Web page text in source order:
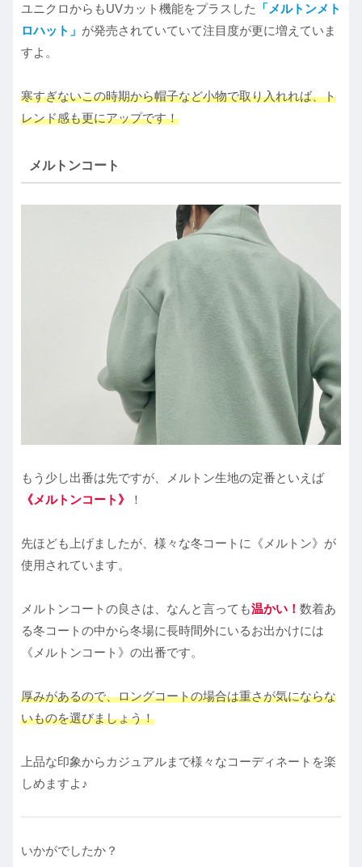
ユニクロからもUVカット機能をプラスした
「メルトンメト
ロハット」 が発売されていていて注目度が更に増えていま
すよ。
寒すぎないこの時期から帽子など小物で取り入れれば、ト
レンド感も更にアップです！
メルトンコート
もう少し出番は先ですが、メルトン生地の定番といえば
《メルトンコート》
！
先ほども上げましたが、様々な冬コートに《メルトン》が
使用されています。
メルトンコートの良さは、なんと言っても温かい！ 数着あ
る冬コートの中から冬場に長時間外にいるお出かけには
《メルトンコート》の出番です。
厚みがあるので、ロングコートの場合は重さが気にならな
いものを選びましょう！
上品な印象からカジュアルまで様々なコーディネートを楽
しめますよ♪
いかがでしたか？